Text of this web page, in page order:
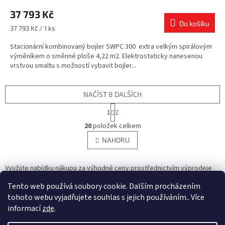
Tento web používá soubory cookie. Dalším procházením
tohoto webu vyjadřujete souhlas s jejich používáním.. Více
informacízde.
37 793 Kč
Měrná
37 793 Kč / 1 ks
Do košíku
Stacionární kombinovaný bojler SWPC 300 extra velkým spirálovým
výměníkem o směnné ploše 4,22 m2. Elektrostaticky nanesenou
vrstvou smaltu s možností vybavit bojler...
O
v
l
á
a
í
p
NAČÍST 8 DALŠÍCH
S
t
r
á
n
k
v
n
1 2
20položek celkem
NAHORU
Využijte nabídku nákupu za výhodné ceny prostřednictvím výprodeje
second hub! V této sekci naleznete průtokové ohřívače, malé
zásobníkové ohřívače a bojlery v akci nebo s výhodnými cenami.